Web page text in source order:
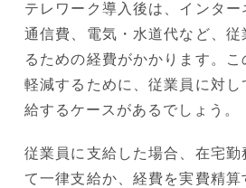
テレワーク導入後は、インタ
通信費、電気・水道代など、従
るための経費がかかります。
軽減するために、従業員に対し
給するケースがあるでしょう。
従業員に支給した場合、在宅勤
て一律支給か、経費を実費精